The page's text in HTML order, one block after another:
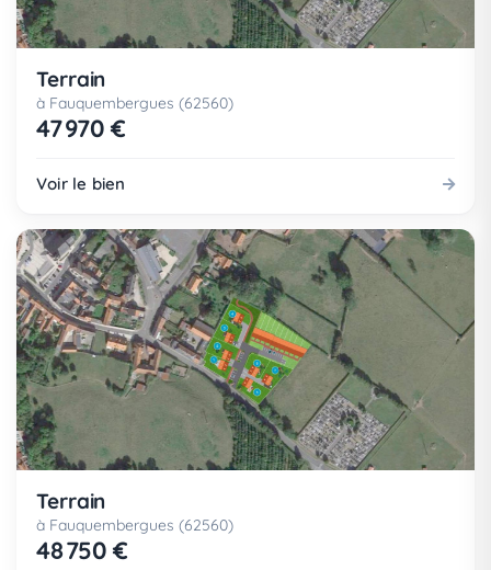
Terrain
à Fauquembergues (62560)
47 970 €
Voir le bien
Terrain
à Fauquembergues (62560)
48 750 €